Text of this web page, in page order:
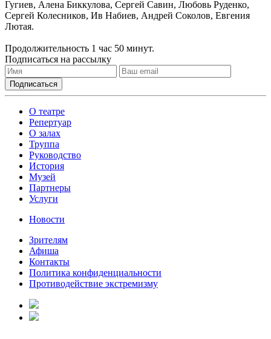
Гугиев, Алена Биккулова, Сергей Савин, Любовь Руденко,
Сергей Колесников, Ив Набиев, Андрей Соколов, Евгения
Лютая.
Продолжительность 1 час 50 минут.
Подписаться на рассылку
О театре
Репертуар
О залах
Труппа
Руководство
История
Музей
Партнеры
Услуги
Новости
Зрителям
Афиша
Контакты
Политика конфиденциальности
Противодействие экстремизму